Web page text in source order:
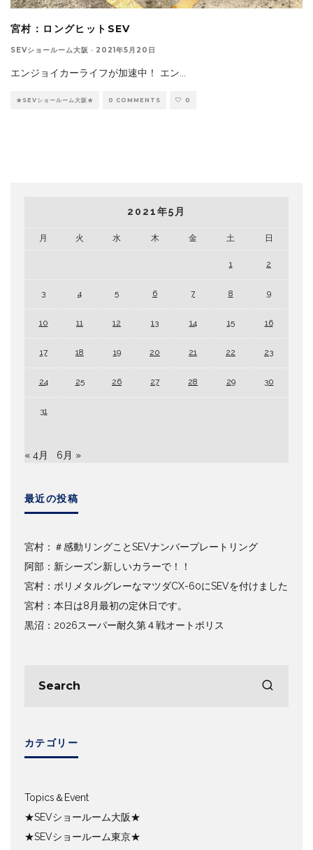
宮村：ロングヒットSEV
SEVショールーム大阪 · 2021年5月20日
エンジョイカーライフが加速中！ エン
★SEVショールーム大阪★ 0 COMMENTS 0
2021年5月
月 火 水 木 金 土 日
1 2
3 4 5 6 7 8 9
10 11 12 13 14 15 16
17 18 19 20 21 22 23
24 25 26 27 28 29 30
31
« 4月 6月 »
最近の投稿
宮村：＃感動リングことSEVナンバープレートリング
阿部：新シーズン新しいカラーで！！
宮村：ポリメタルグレーなマツダCX-60にSEVを付けました
宮村：本日は8月最初の定休日です。
黒沼：2026スーパー耐久第４戦オートポリス
カテゴリー
Topics＆Event
★SEVショールーム大阪★
★SEVショールーム東京★